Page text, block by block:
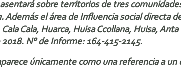
sobre territorios de tres
Además el área de Influencia social directa
Cala, Huarca, Huisa Ccollana, Huisa,
2018. N° de Informe: 164-415-2145.
únicamente como una referencia a